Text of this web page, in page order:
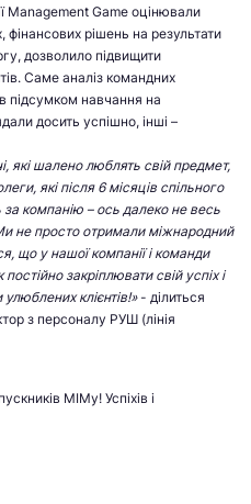
Management Game оцінювали
рішень на результати
дозволило підвищити
Саме аналіз командних
підсумком навчання на
досить успішно, інші –
які шалено люблять свій предмет,
які після 6 місяців спільного
за компанію – ось далеко не весь
не просто отримали міжнародний
що у нашої компанії і команди
закріплювати свій успіх і
клієнтів!»- ділиться
з персоналу РУШ (лінія
МІМу! Успіхів і